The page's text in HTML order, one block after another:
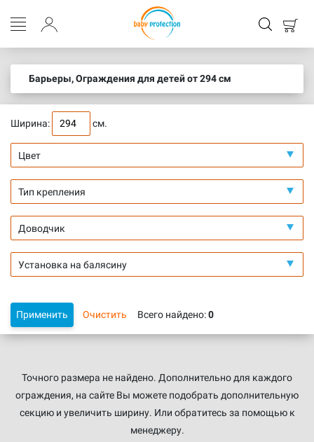
Барьеры, Ограждения для детей от 294 см
Ширина: см.
Цвет
Тип крепления
Доводчик
Установка на балясину
Применить Очистить Всего найдено:0
Точного размера не найдено. Дополнительно для каждого
ограждения, на сайте Вы можете подобрать дополнительную
секцию и увеличить ширину. Или обратитесь за помощью к
менеджеру.